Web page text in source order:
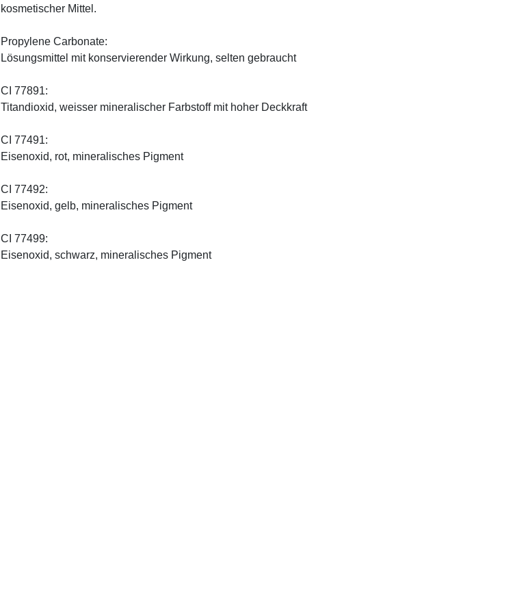
kosmetischer Mittel.
Propylene Carbonate:
Lösungsmittel mit konservierender Wirkung, selten gebraucht
CI 77891:
Titandioxid, weisser mineralischer Farbstoff mit hoher Deckkraft
CI 77491:
Eisenoxid, rot, mineralisches Pigment
CI 77492:
Eisenoxid, gelb, mineralisches Pigment
CI 77499:
Eisenoxid, schwarz, mineralisches Pigment